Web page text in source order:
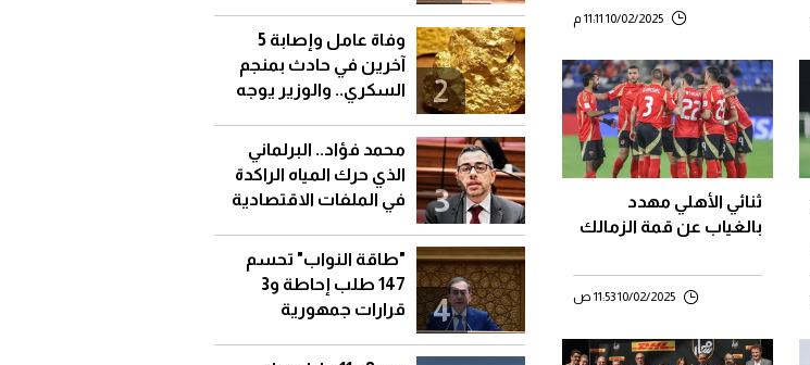
10/02/2025 11:11 م
ثنائي الأهلي مهدد
بالغياب عن قمة الزمالك
10/02/2025 11:53 ص
الحوادث رغم كثرة
الحديث عن السلامة؟
2
وفاة عامل وإصابة 5
آخرين في حادث بمنجم
السكري.. والوزير يوجه
بالأنفاق مؤقتًا
3
محمد فؤاد.. البرلماني
الذي حرك المياه الراكدة
في الملفات الاقتصادية
4
"طاقة النواب" تحسم
147 طلب إحاطة و3
قرارات جمهورية